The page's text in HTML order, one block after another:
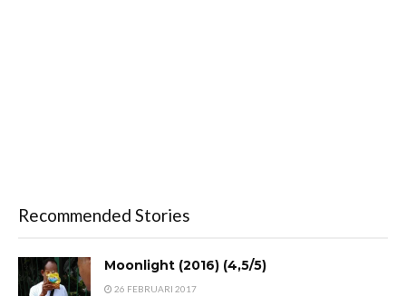
Recommended Stories
Moonlight (2016) (4,5/5)
26 FEBRUARI 2017